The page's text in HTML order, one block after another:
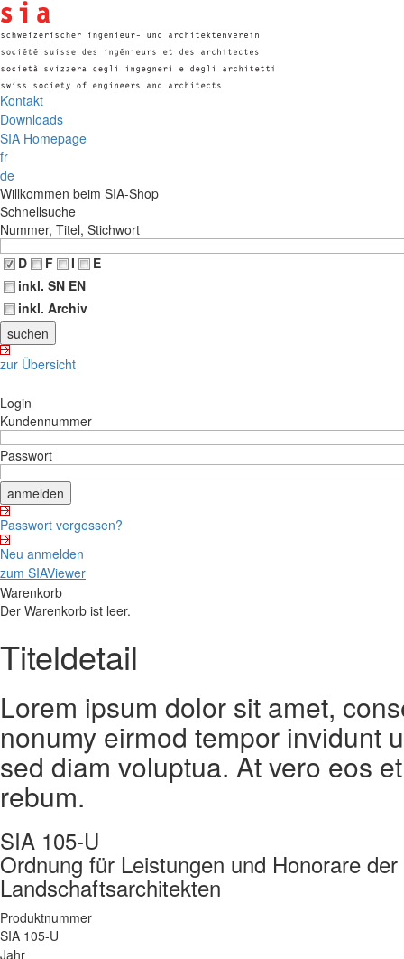
Kontakt
Downloads
SIA Homepage
fr
de
Willkommen beim SIA-Shop
Schnellsuche
Nummer, Titel, Stichwort
D
F I
E
inkl. SN EN
inkl. Archiv
zur Übersicht
Login
Kundennummer
Passwort
Passwort vergessen?
Neu anmelden
zum SIAViewer
Warenkorb
Der Warenkorb ist leer.
Titeldetail
Lorem ipsum dolor sit amet,
nonumy eirmod tempor invidunt
sed diam voluptua. At vero eos
rebum.
SIA 105-U
Ordnung für Leistungen und Honorare
Landschaftsarchitekten
Produktnummer
SIA 105-U
Jahr